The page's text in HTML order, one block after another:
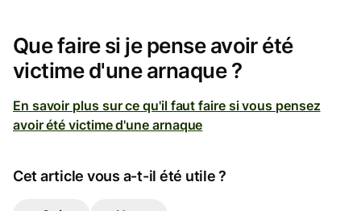
Que faire si je pense avoir été
victime d'une arnaque ?
En savoir plus sur ce qu'il faut faire si vous pensez
avoir été victime d'une arnaque
Cet article vous a-t-il été utile ?